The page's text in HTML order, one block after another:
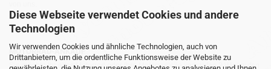
Diese Webseite verwendet Cookies und andere
Technologien
Wir verwenden Cookies und ähnliche Technologien, auch von
Drittanbietern, um die ordentliche Funktionsweise der Website zu
MOTORRAD-ANKAUF
Sie möchte Ihr altes Motorrad oder Ihre Motorradteile verkaufen ? Wir kaufen